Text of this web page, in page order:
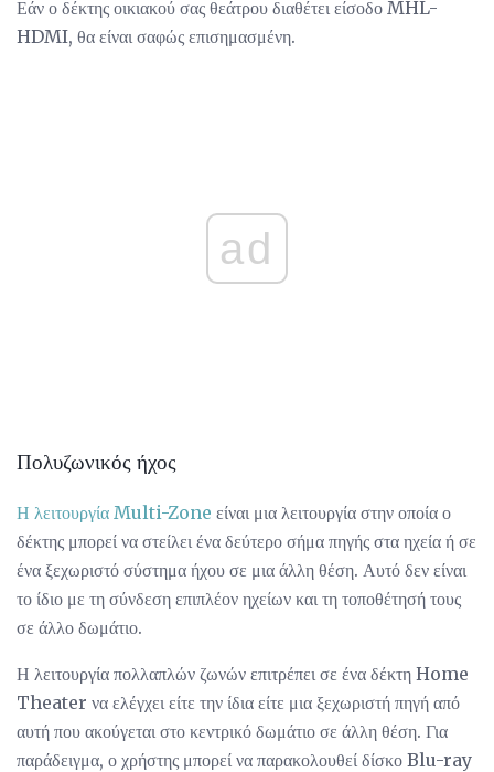
Εάν ο δέκτης οικιακού σας θεάτρου διαθέτει είσοδο MHL-
HDMI, θα είναι σαφώς επισημασμένη.
ad
Πολυζωνικός ήχος
Η λειτουργία Multi-Zone είναι μια λειτουργία στην οποία ο
δέκτης μπορεί να στείλει ένα δεύτερο σήμα πηγής στα ηχεία ή σε
ένα ξεχωριστό σύστημα ήχου σε μια άλλη θέση. Αυτό δεν είναι
το ίδιο με τη σύνδεση επιπλέον ηχείων και τη τοποθέτησή τους
σε άλλο δωμάτιο.
Η λειτουργία πολλαπλών ζωνών επιτρέπει σε ένα δέκτη Home
Theater να ελέγχει είτε την ίδια είτε μια ξεχωριστή πηγή από
αυτή που ακούγεται στο κεντρικό δωμάτιο σε άλλη θέση. Για
παράδειγμα, ο χρήστης μπορεί να παρακολουθεί δίσκο Blu-ray